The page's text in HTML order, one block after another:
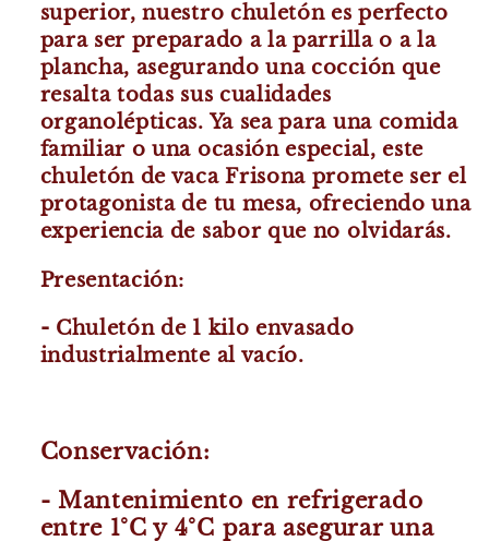
superior, nuestro chuletón es perfecto
para ser preparado a la parrilla o a la
plancha, asegurando una cocción que
resalta todas sus cualidades
organolépticas. Ya sea para una comida
familiar o una ocasión especial, este
chuletón de vaca Frisona promete ser el
protagonista de tu mesa, ofreciendo una
experiencia de sabor que no olvidarás.
Presentación:
- Chuletón de 1 kilo envasado
industrialmente al vacío.
Conservación:
- Mantenimiento en refrigerado
entre 1°C y 4°C para asegurar una